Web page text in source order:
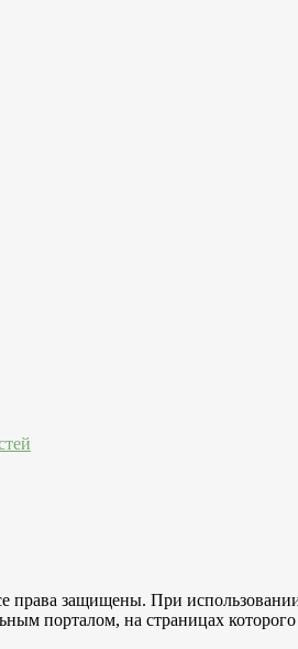
права защищены. При
порталом, на страницах